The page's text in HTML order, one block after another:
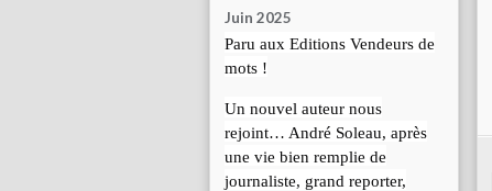
Juin 2025
Paru aux Editions Vendeurs de
mots !
Un nouvel auteur nous
rejoint… André Soleau, après
une vie bien remplie de
journaliste, grand reporter,